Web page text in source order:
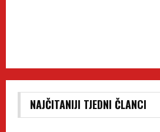
NAJČITANIJI TJEDNI ČLANCI